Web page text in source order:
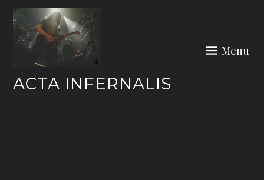
Skip
content
ACTA INFERNALIS
Menu